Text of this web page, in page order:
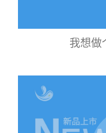
我想做